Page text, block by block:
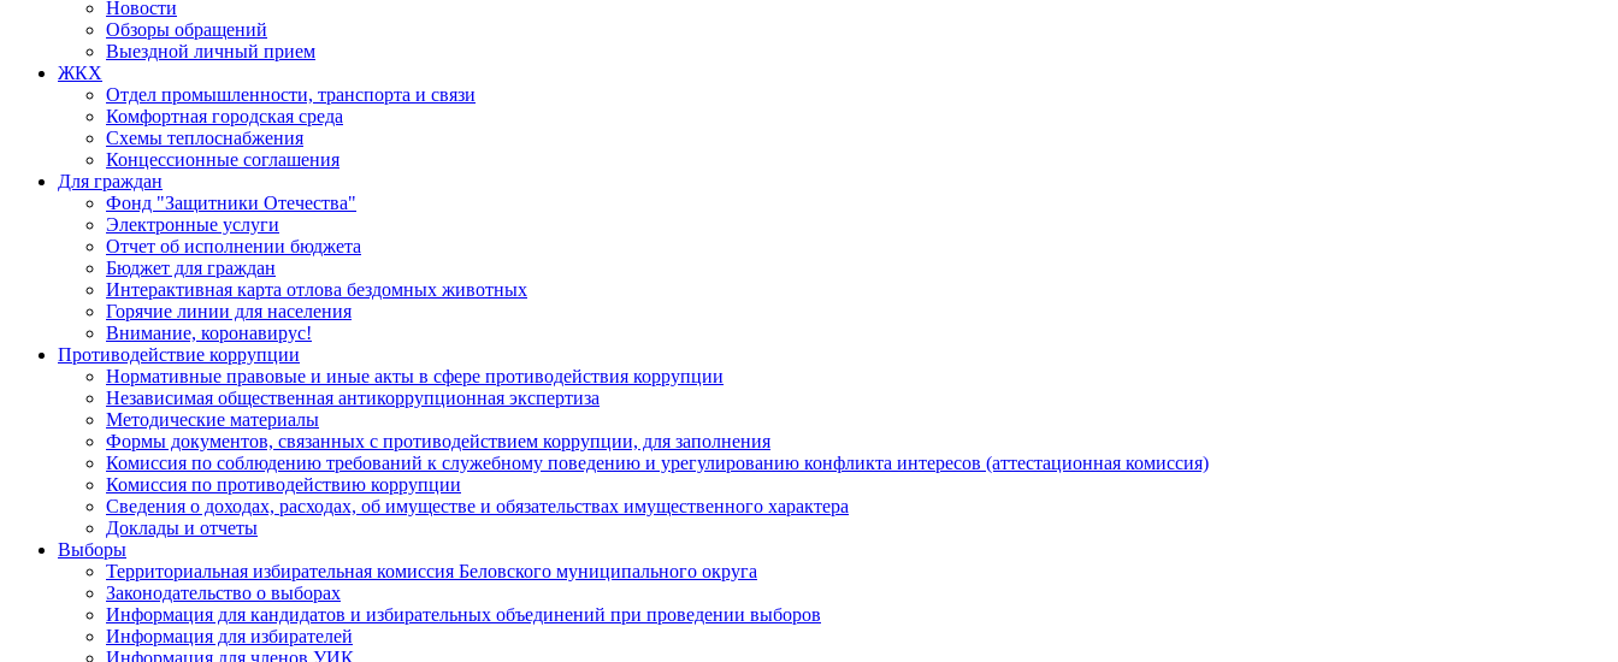
Новости
Обзоры обращений
Выездной личный прием
ЖКХ
Отдел промышленности, транспорта и связи
Комфортная городская среда
Схемы теплоснабжения
Концессионные соглашения
Для граждан
Фонд "Защитники Отечества"
Электронные услуги
Отчет об исполнении бюджета
Бюджет для граждан
Интерактивная карта отлова бездомных животных
Горячие линии для населения
Внимание, коронавирус!
Противодействие коррупции
Нормативные правовые и иные акты в сфере противодействия коррупции
Независимая общественная антикоррупционная экспертиза
Методические материалы
Формы документов, связанных с противодействием коррупции, для заполнения
Комиссия по соблюдению требований к служебному поведению и урегулированию конфликта интересов (аттестационная комиссия)
Комиссия по противодействию коррупции
Сведения о доходах, расходах, об имуществе и обязательствах имущественного характера
Доклады и отчеты
Выборы
Территориальная избирательная комиссия Беловского муниципального округа
Законодательство о выборах
Информация для кандидатов и избирательных объединений при проведении выборов
Информация для избирателей
Информация для членов УИК